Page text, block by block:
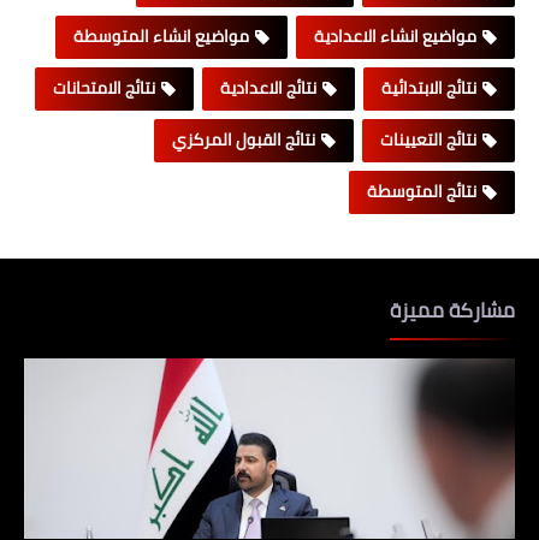
مواضيع انشاء الاعدادية
مواضيع انشاء المتوسطة
نتائج الابتدائية
نتائج الاعدادية
نتائج الامتحانات
نتائج التعيينات
نتائج القبول المركزي
نتائج المتوسطة
مشاركة مميزة